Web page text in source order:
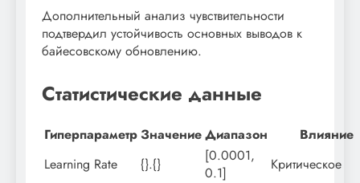
Дополнительный анализ чувствительности
подтвердил устойчивость основных выводов к
байесовскому обновлению.
Статистические данные
Гиперпараметр ЗначениеДиапазон
Влияние
Learning Rate
{}.{}
[0.0001,
0.1]
Критическое